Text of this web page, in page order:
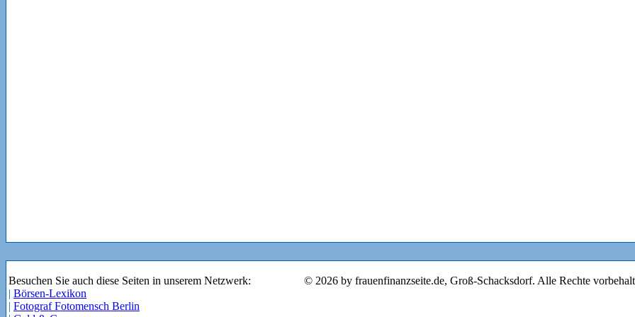
Besuchen Sie auch diese Seiten in unserem Netzwerk:
| Börsen-Lexikon
| Fotograf Fotomensch Berlin
© 2026 by frauenfinanzseite.de, Groß-Schacksdorf. Alle Rechte